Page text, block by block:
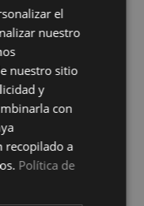
Ver precio
el
nuestro
nuestro sitio
y
con
recopilado a
Política de